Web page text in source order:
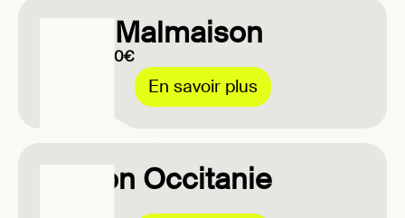
Rueil Malmaison
Jusqu'à 500€
En savoir plus
Région Occitanie